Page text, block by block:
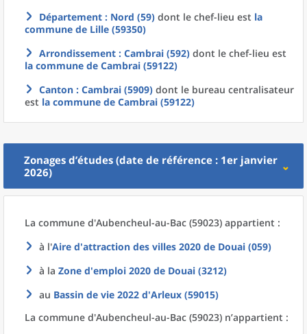
Département : Nord (59) dont le chef-lieu est la
commune de Lille (59350)
Arrondissement : Cambrai (592) dont le chef-lieu est
la commune de Cambrai (59122)
Canton : Cambrai (5909) dont le bureau centralisateur
est la commune de Cambrai (59122)
Zonages d’études (date de référence : 1er janvier
2026)
La commune d'Aubencheul-au-Bac (59023) appartient :
à l'Aire d'attraction des villes 2020 de Douai (059)
à la Zone d'emploi 2020 de Douai (3212)
au Bassin de vie 2022 d'Arleux (59015)
La commune d'Aubencheul-au-Bac (59023) n’appartient :